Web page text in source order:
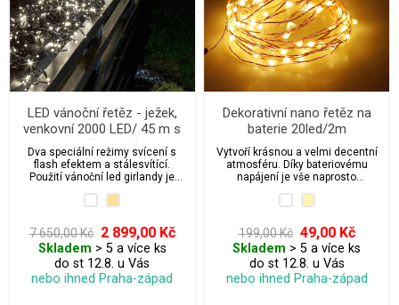
LED vánoční řetěz - ježek,
venkovní 2000 LED/ 45 m s
flash a časovačem
Dva speciální režimy svícení s
flash efektem a stálesvítící.
Použití vánoční led girlandy je
7 650,00 Kč 2 899,00 Kč
Skladem > 5 a více ks
do st 12.8. u Vás
nebo ihned Praha-západ
Dekorativní nano řetěz na
baterie 20led/2m
Vytvoří krásnou a velmi decentní
atmosféru. Díky bateriovému
napájení je vše naprosto
199,00 Kč 49,00 Kč
Skladem > 5 a více ks
do st 12.8. u Vás
nebo ihned Praha-západ